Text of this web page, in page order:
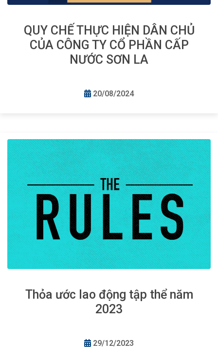
QUY CHẾ THỰC HIỆN DÂN CHỦ
CỦA CÔNG TY CỔ PHẦN CẤP
NƯỚC SƠN LA
20/08/2024
Thỏa ước lao động tập thể năm
2023
29/12/2023